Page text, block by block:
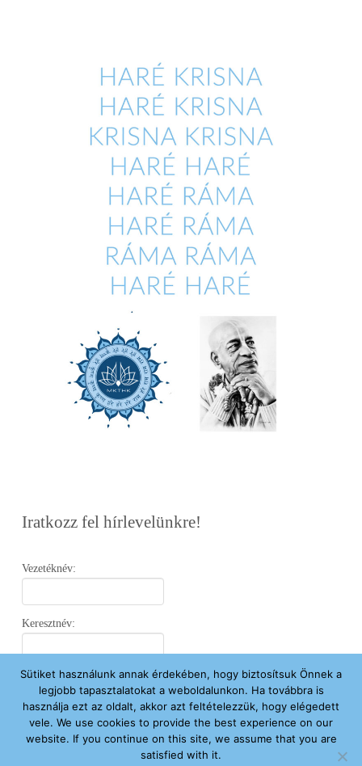
Iratkozz fel hírlevelünkre!
Vezetéknév:
Keresztnév:
Email:
Elfogadom az Adatvédelmi Nyilatkozatot.
Sütiket használunk annak érdekében, hogy biztosítsuk Önnek a
legjobb tapasztalatokat a weboldalunkon. Ha továbbra is
használja ezt az oldalt, akkor azt feltételezzük, hogy elégedett
vele. We use cookies to provide the best experience on our
website. If you continue on this site, we assume that you are
satisfied with it.